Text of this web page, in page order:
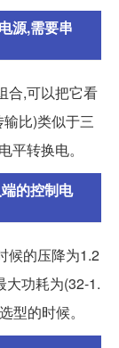
源,需要串
合,可以把它看
比)类似于三
转换电。
的控制电
候的压降为1.2
大功耗为(32-1.
型的时候。